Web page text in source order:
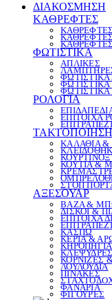
ΔΙΑΚΟΣΜΗΣΗ
ΚΑΘΡΕΦΤΕΣ
ΚΑΘΡΕΦΤΕΣ
ΦΩΤΙΣΤΙΚΑ
ΑΠΛΙΚΕΣ
ΦΩΤΙΣΤΙΚΑ
ΡΟΛΟΓΙΑ
ΕΠΙΤΟΙΧΑ
ΤΑΚΤΟΠΟΙΗΣΗ
ΚΑΛΑΘΙΑ
ΚΟΥΤΙΑ &
ΣΤΟΠ
ΑΞΕΣΟΥΑΡ
ΒΑΖΑ &
ΔΙΣΚΟΙ &
ΕΠΙΤΟΙΧΑ
ΚΑΣΠΩ
ΚΕΡΙΑ &
ΚΟΡΝΙΖΕΣ
ΛΟΥΛΟΥΔΙΑ
ΠΙΝΑΚΕΣ
ΦΑΝΑΡΙΑ
ΦΙΓΟΥΡΕΣ